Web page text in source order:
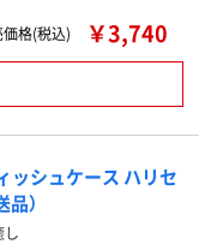
価格(税込) ￥3,740
ッシュケース ハリセ
）
し